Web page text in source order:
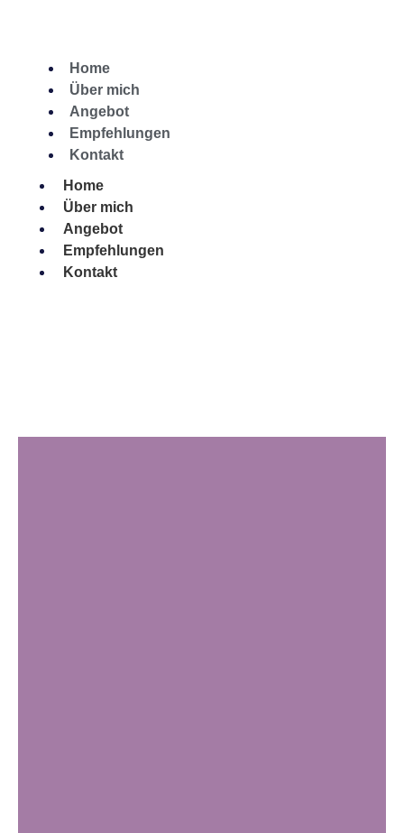
Home
Über mich
Angebot
Empfehlungen
Kontakt
Home
Über mich
Angebot
Empfehlungen
Kontakt